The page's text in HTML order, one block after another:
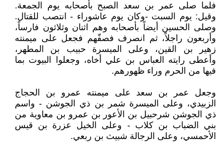
فلما صلى عمر بن سعد الصبح بأصحابه يوم الجمعة‏.‏
وقيل‏:‏ يوم السبت -وكان يوم عاشوراء - انتصب للقتال‏.‏
‏وصلى الحسين أيضاً بأصحابه وهم اثنان وثلاثون فارساً،
وأربعون راجلاً، ثم انصرف فصفّهم فجعل على ميمنته
زهير بن القين، وعلى الميسرة حبيب بن المطهر،
وأعطى رايته العباس بن علي أخاه، وجعلوا البيوت بما
فيها من الحرم وراء ظهورهم‏.‏
وجعل عمر بن سعد على ميمنته عمرو بن الحجاج
الزبيدي، وعلى الميسرة شمر بن ذي الجوشن - واسم
ذي الجوشن شرحبيل بن الأعور بن عمرو بن معاوية من
بني الضباب بن كلاب - وعلى الخيل عزرة بن قيس
الأحمسي، وعلى الرجالة شبيث بن ربعي‏.‏